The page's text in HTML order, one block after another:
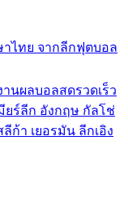
าไทย จากลีกฟุตบอล
านผลบอลสดรวดเร็ว
ยร์ลีก อังกฤษ กัลโช่
ก้า เยอรมัน ลีกเอิง